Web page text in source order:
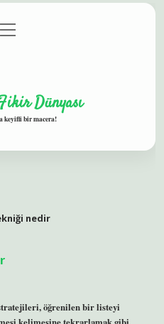
Politikası
Dünyası
keyifli bir macera!
nedir
öğrenilen bir listeyi